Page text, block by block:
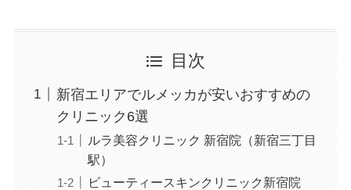
目次
新宿エリアでルメッカが安いおすすめの
クリニック6選
ルラ美容クリニック 新宿院（新宿三丁目
駅）
ビューティースキンクリニック新宿院